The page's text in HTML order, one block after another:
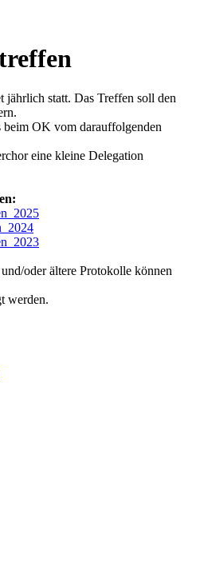
jährlich statt. Das Treffen soll den
OK vom darauffolgenden
eine kleine Delegation
oder ältere Protokolle können
werden.